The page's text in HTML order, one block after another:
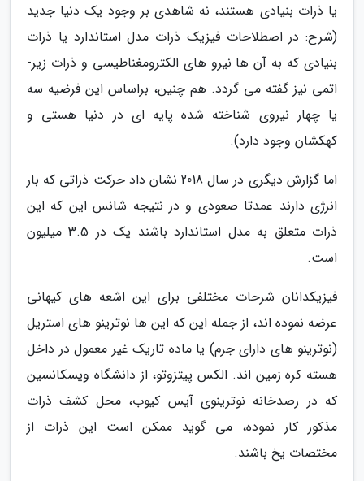
یا ذرات بنیادی هستند، نه شاهدی بر وجود یک دنیا جدید
(شرح: در اصطلاحات فیزیک ذرات مدل استاندارد یا ذرات
بنیادی که به آن ها نیرو های الکترومغناطیسی و ذرات زیر-
اتمی نیز گفته می گردد. هم چنین، براساس این فرضیه سه
یا چهار نیروی شناخته شده پایه ای در دنیا هستی و
کهکشان وجود دارد).
اما گزارش دیگری در سال 2018 نشان داد حرکت ذراتی که بار
انرژی دارند عمدتا صعودی و در نتیجه شانس این که این
ذرات متعلق به مدل استاندارد باشند یک در 3.5 میلیون
است.
فیزیکدانان شرحات مختلفی برای این اشعه های کیهانی
عرضه نموده اند، از جمله این که این ها نوترینو های استریل
(نوترینو های دارای جرم) یا ماده تاریک غیر معمول در داخل
هسته کره زمین اند. الکس پیتزوتو، از دانشگاه ویسکانسین
که در رصدخانه نوترینوی آیس کیوب، محل کشف ذرات
مذکور کار نموده، می گوید ممکن است این ذرات از
مختصات یخ باشند.